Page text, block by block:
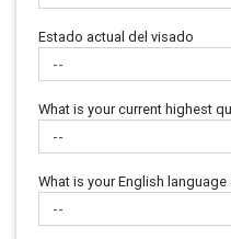
Estado actual del visado
What is your current highest
What is your English language